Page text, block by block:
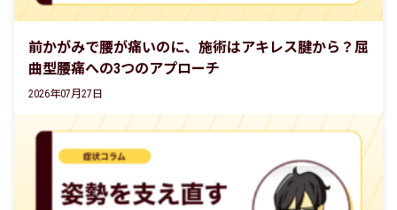
前かがみで腰が痛いのに、施術はアキレス腱から？屈
曲型腰痛への3つのアプローチ
2026年07月27日